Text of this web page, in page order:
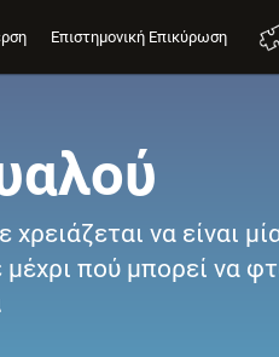
Επιστημονική Επικύρωση
να είναι
πού μπορεί να